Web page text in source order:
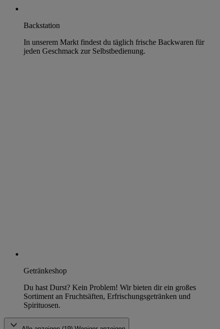
Backstation
In unserem Markt findest du täglich frische Backwaren für
jeden Geschmack zur Selbstbedienung.
Getränkeshop
Du hast Durst? Kein Problem! Wir bieten dir ein großes
Sortiment an Fruchtsäften, Erfrischungsgetränken und
Spirituosen.